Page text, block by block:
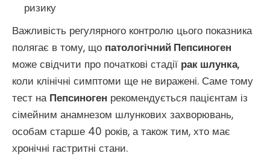
ризику
Важливість регулярного контролю цього показника
полягає в тому, що патологічний Пепсиноген
може свідчити про початкові стадії рак шлунка,
коли клінічні симптоми ще не виражені. Саме тому
тест на Пепсиноген рекомендується пацієнтам із
сімейним анамнезом шлункових захворювань,
особам старше 40 років, а також тим, хто має
хронічні гастритні стани.